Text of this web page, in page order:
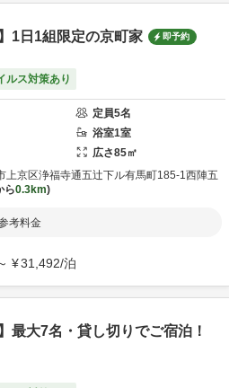
1日1組限定の京町家 即予約
ルス対策あり
定員5名
浴室1室
広さ85㎡
上京区浄福寺通五辻下ル有馬町185-1西陣五
ら0.3km
考料金
¥31,492/泊
最大7名・貸し切りでご宿泊！